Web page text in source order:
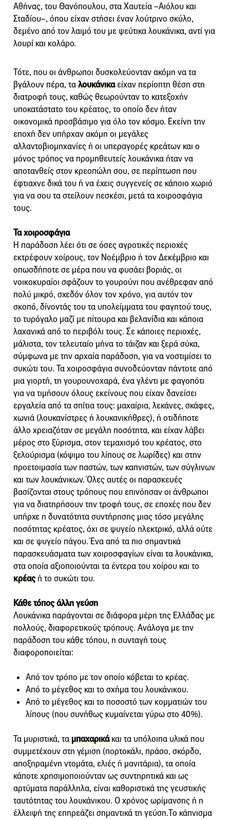
Αθήνας, του Θανόπουλου, στα Χαυτεία –Αιόλου και
Σταδίου–, όπου είχαν στήσει έναν λούτρινο σκύλο,
δεμένο από τον λαιμό του με ψεύτικα λουκάνικα, αντί για
λουρί και κολάρο.
Τότε, που οι άνθρωποι δυσκολεύονταν ακόμη να τα
βγάλουν πέρα, ταλουκάνικαείχαν περίοπτη θέση στη
διατροφή τους, καθώς θεωρούνταν το κατεξοχήν
υποκατάστατο του κρέατος, το οποίο δεν ήταν
οικονομικά προσβάσιμο για όλο τον κόσμο. Εκείνη την
εποχή δεν υπήρχαν ακόμη οι μεγάλες
αλλαντοβιομηχανίες ή οι υπεραγορές κρεάτων και ο
μόνος τρόπος να προμηθευτείς λουκάνικα ήταν να
αποτανθείς στον κρεοπώλη σου, σε περίπτωση που
έφτιαχνε δικά του ή να έχεις συγγενείς σε κάποιο χωριό
για να σου τα στείλουν πεσκέσι, μετά τα χοιροσφάγια
τους.
Τα χοιροσφάγια
Η παράδοση λέει ότι σε όσες αγροτικές περιοχές
εκτρέφουν χοίρους, τον Νοέμβριο ή τον Δεκέμβριο και
οπωσδήποτε σε μέρα που να φυσάει βοριάς, οι
νοικοκυραίοι σφάζουν το γουρούνι που ανέθρεφαν από
πολύ μικρό, σχεδόν όλον τον χρόνο, για αυτόν τον
σκοπό, δίνοντάς του τα υπολείμματα του φαγητού τους,
το τυρόγαλο μαζί με πίτουρα και βελανίδια και κάποια
λαχανικά από το περιβόλι τους. Σε κάποιες περιοχές,
μάλιστα, τον τελευταίο μήνα το τάιζαν και ξερά σύκα,
σύμφωνα με την αρχαία παράδοση, για να νοστιμίσει το
συκώτι του. Τα χοιροσφάγια συνοδεύονταν πάντοτε από
μια γιορτή, τη γουρουνοχαρά, ένα γλέντι με φαγοπότι
για να τιμήσουν όλους εκείνους που είχαν δανείσει
εργαλεία από τα σπίτια τους: μαχαίρια, λεκάνες, σκάφες,
χωνιά (λουκανίστρες ή λουκανικήθρες), ή οτιδήποτε
άλλο χρειαζόταν σε μεγάλη ποσότητα, και είχαν λάβει
μέρος στο ξύρισμα, στον τεμαχισμό του κρέατος, στο
ξελούρισμα (κόψιμο του λίπους σε λωρίδες) και στην
προετοιμασία των παστών, των καπνιστών, των σύγλινων
και των λουκάνικων. Όλες αυτές οι παρασκευές
βασίζονται στους τρόπους που επινόησαν οι άνθρωποι
για να διατηρήσουν την τροφή τους, σε εποχές που δεν
υπήρχε η δυνατότητα συντήρησης μιας τόσο μεγάλης
ποσότητας κρέατος, όχι σε ψυγείο ηλεκτρικό, αλλά ούτε
και σε ψυγείο πάγου. Ένα από τα πιο σημαντικά
παρασκευάσματα των χοιροσφαγίων είναι τα λουκάνικα,
στα οποία αξιοποιούνται τα έντερα του χοίρου και το
κρέαςή το συκώτι του.
Κάθε τόπος άλλη γεύση
Λουκάνικα παράγονται σε διάφορα μέρη της Ελλάδας με
πολλούς, διαφορετικούς τρόπους. Ανάλογα με την
παράδοση του κάθε τόπου, η συνταγή τους
διαφοροποιείται:
Από τον τρόπο με τον οποίο κόβεται το κρέας.
Από το μέγεθος και το σχήμα του λουκάνικου.
Από το μέγεθος και το ποσοστό των κομματιών του
λίπους (που συνήθως κυμαίνεται γύρω στο 40%).
Τα μυριστικά, τα μπαχαρικάκαι τα υπόλοιπα υλικά που
συμμετέχουν στη γέμιση (πορτοκάλι, πράσο, σκόρδο,
αποξηραμένη ντομάτα, ελιές ή μανιτάρια), τα οποία
κάποτε χρησιμοποιούνταν ως συντηρητικά και ως
αρτύματα παράλληλα, είναι καθοριστικά της γευστικής
ταυτότητας του λουκάνικου. Ο χρόνος ωρίμανσης ή η
έλλειψή της επηρεάζει σημαντικά τη γεύση.Το κάπνισμα